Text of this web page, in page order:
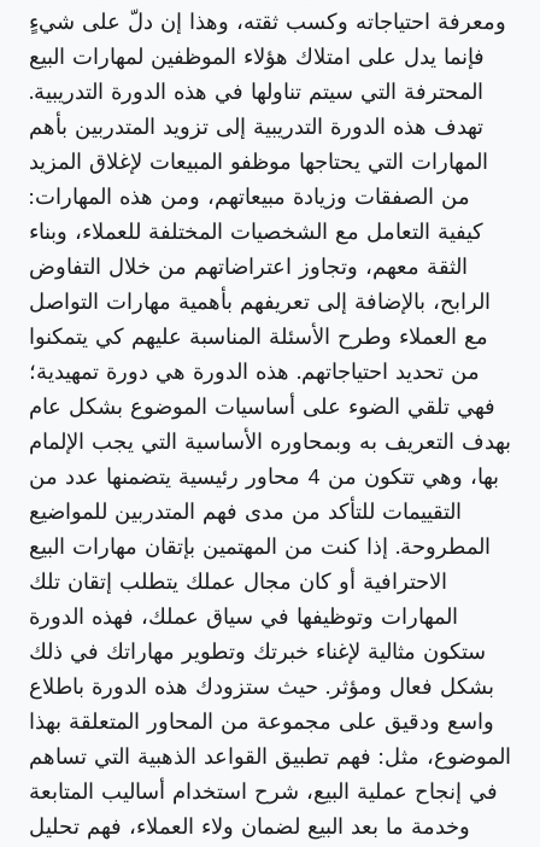
ومعرفة احتياجاته وكسب ثقته، وهذا إن دلّ على شيءٍ
فإنما يدل على امتلاك هؤلاء الموظفين لمهارات البيع
المحترفة التي سيتم تناولها في هذه الدورة التدريبية.
تهدف هذه الدورة التدريبية إلى تزويد المتدربين بأهم
المهارات التي يحتاجها موظفو المبيعات لإغلاق المزيد
من الصفقات وزيادة مبيعاتهم، ومن هذه المهارات:
كيفية التعامل مع الشخصيات المختلفة للعملاء، وبناء
الثقة معهم، وتجاوز اعتراضاتهم من خلال التفاوض
الرابح، بالإضافة إلى تعريفهم بأهمية مهارات التواصل
مع العملاء وطرح الأسئلة المناسبة عليهم كي يتمكنوا
من تحديد احتياجاتهم. هذه الدورة هي دورة تمهيدية؛
فهي تلقي الضوء على أساسيات الموضوع بشكل عام
بهدف التعريف به وبمحاوره الأساسية التي يجب الإلمام
بها، وهي تتكون من 4 محاور رئيسية يتضمنها عدد من
التقييمات للتأكد من مدى فهم المتدربين للمواضيع
المطروحة. إذا كنت من المهتمين بإتقان مهارات البيع
الاحترافية أو كان مجال عملك يتطلب إتقان تلك
المهارات وتوظيفها في سياق عملك، فهذه الدورة
ستكون مثالية لإغناء خبرتك وتطوير مهاراتك في ذلك
بشكل فعال ومؤثر. حيث ستزودك هذه الدورة باطلاع
واسع ودقيق على مجموعة من المحاور المتعلقة بهذا
الموضوع، مثل: فهم تطبيق القواعد الذهبية التي تساهم
في إنجاح عملية البيع، شرح استخدام أساليب المتابعة
وخدمة ما بعد البيع لضمان ولاء العملاء، فهم تحليل